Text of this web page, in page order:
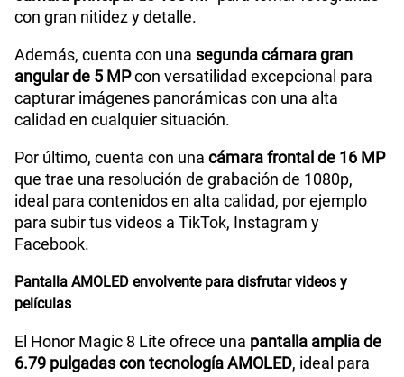
Capacidad Memoria Externa
Capacidad Memoria Interna 512 GB
Capacidad Memoria RAM 8GB + HONOR RAM Turbo 8GB
GPS
Lector de Huella Si
con gran nitidez y detalle.
Además, cuenta con una segunda cámara gran
angular de 5 MPcon versatilidad excepcional para
capturar imágenes panorámicas con una alta
calidad en cualquier situación.
Por último, cuenta con una cámara frontal de 16 MP
que trae una resolución de grabación de 1080p,
ideal para contenidos en alta calidad, por ejemplo
para subir tus videos a TikTok, Instagram y
Facebook.
Pantalla AMOLED envolvente para disfrutar videos y
películas
El Honor Magic 8 Lite ofrece una pantalla amplia de
6.79 pulgadas con tecnología AMOLED, ideal para